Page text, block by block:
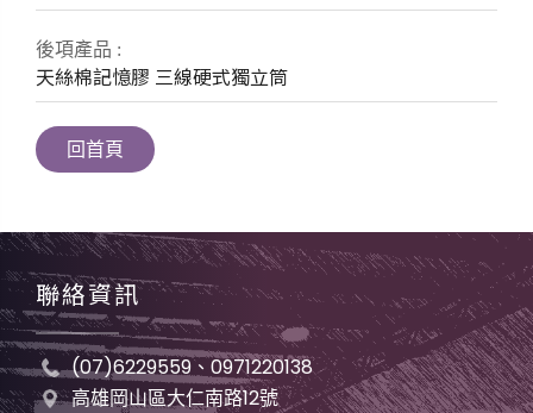
後項產品 :
天絲棉記憶膠 三線硬式獨立筒
回首頁
聯絡資訊
(07)6229559、0971220138
高雄岡山區大仁南路12號